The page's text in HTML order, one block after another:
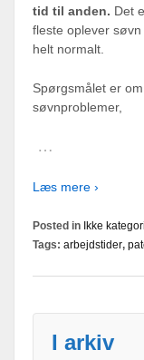
tid til anden. Det
fleste oplever
helt normalt.
Spørgsmålet er
søvnproblemer,
…
Læs mere ›
Posted in Ikke
Tags: arbejdstider,
I arkiv